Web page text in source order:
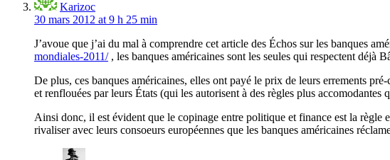
Karizoc
30 mars 2012 at 9 h 25 min
J’avoue que j’ai du mal à comprendre cet article des Échos sur les banques
mondiales-2011/, les banques américaines sont les seules qui respectent déjà
De plus, ces banques américaines, elles ont payé le prix de leurs errements
et renflouées par leurs États (qui les autorisent à des règles plus accomodantes
Ainsi donc, il est évident que le copinage entre politique et finance est la règle
rivaliser avec leurs consoeurs européennes que les banques américaines